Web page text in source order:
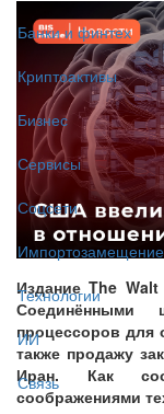
Банки и финтех
Криптоактивы
Бизнес
Сервисы
Соцсети
Импортозамещение
Технологии
ИИ
Связь
Издание The
Соединёнными
процессоров для
также продажу
Иран. Как
соображениями